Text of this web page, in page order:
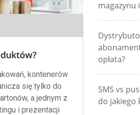
kontenerów
się tylko do
a jednym z
i prezentacji
magazynu
opłata?
SMS vs
do jakiego